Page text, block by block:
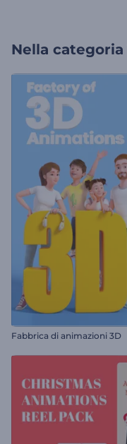
Nella categoria
Fabbrica di animazioni 3D